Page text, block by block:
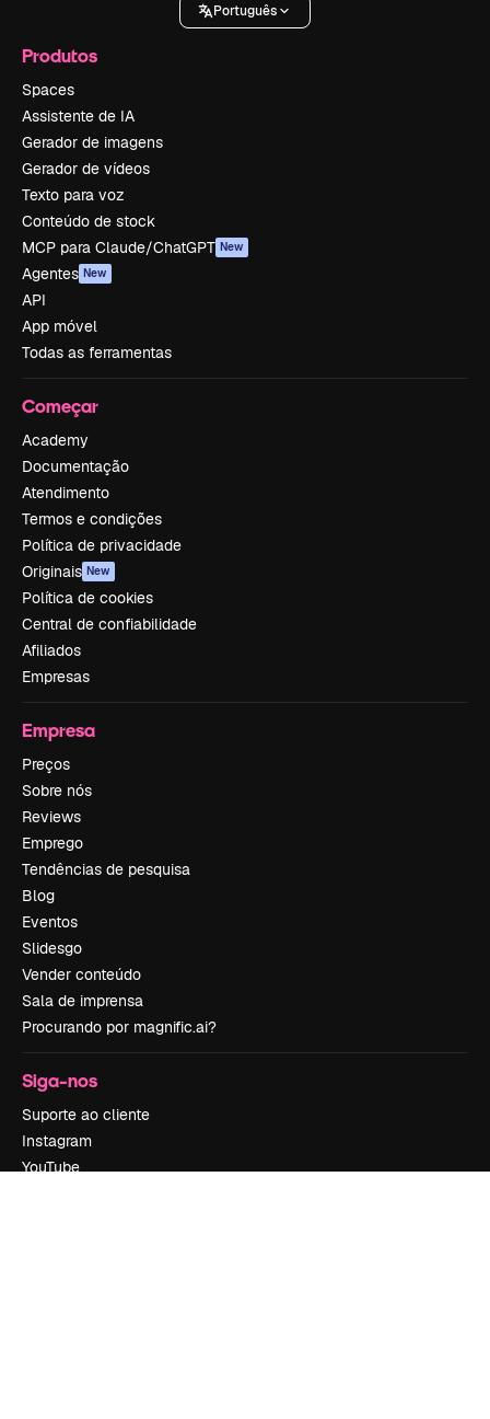
Português
Produtos
Spaces
Assistente de IA
Gerador de imagens
Gerador de vídeos
Texto para voz
Conteúdo de stock
MCP para Claude/ChatGPT New
Agentes New
API
App móvel
Todas as ferramentas
Começar
Academy
Documentação
Atendimento
Termos e condições
Política de privacidade
Originais New
Política de cookies
Central de confiabilidade
Afiliados
Empresas
Empresa
Preços
Sobre nós
Reviews
Emprego
Tendências de pesquisa
Blog
Eventos
Slidesgo
Vender conteúdo
Sala de imprensa
Procurando por magnific.ai?
Siga-nos
Suporte ao cliente
Instagram
YouTube